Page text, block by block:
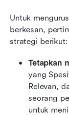
Untuk
berkesan,
strategi berikut:
Tetapkan
yang
Relevan,
seorang
untuk